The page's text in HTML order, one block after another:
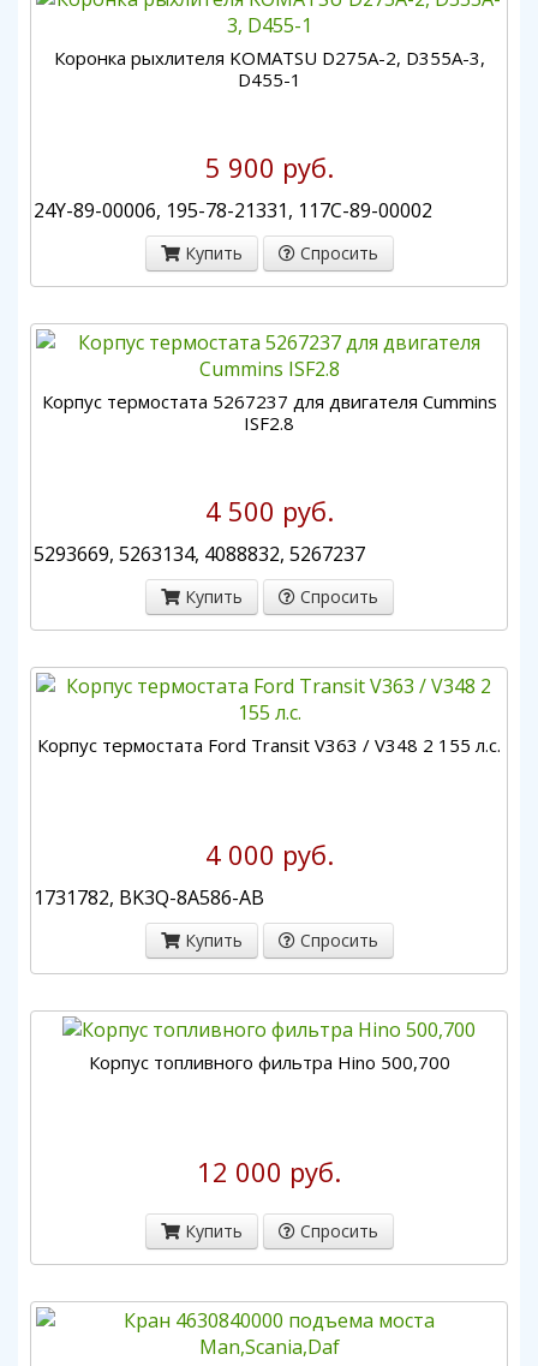
Коронка рыхлителя KOMATSU D275A-2, D355A-3,
D455-1
5 900 руб.
24Y-89-00006, 195-78-21331, 117С-89-00002
Купить Спросить
Корпус термостата 5267237 для двигателя Cummins
ISF2.8
4 500 руб.
5293669, 5263134, 4088832, 5267237
Купить Спросить
Корпус термостата Ford Transit V363 / V348 2 155 л.с.
4 000 руб.
1731782, BK3Q-8A586-AB
Купить Спросить
Корпус топливного фильтра Hino 500,700
12 000 руб.
Купить Спросить